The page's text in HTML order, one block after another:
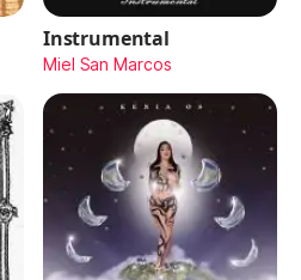
Instrumental
Miel San Marcos